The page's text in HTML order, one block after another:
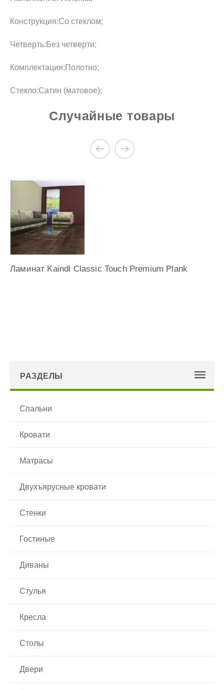
Конструкция:Со стеклом;
Четверть:Без четверти;
Комплектация:Полотно;
Стекло:Сатин (матовое);
Купить Двери Халес Мюнхен
следующей формы.
Имя:
Email
Случайные товары
Ламинат Kaindl Classic Touch Premium Plank
РАЗДЕЛЫ
Спальни
Кровати
Матрасы
Двухъярусные кровати
Стенки
Гостиные
Диваны
Стулья
Кресла
Столы
Двери